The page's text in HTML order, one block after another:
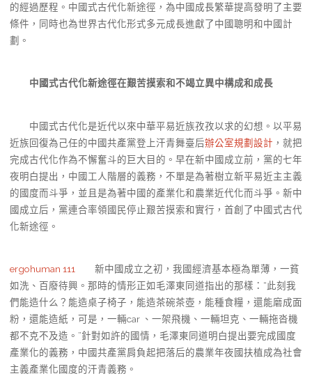
的經過歷程。中國式古代化新途徑，為中國成長繁華提高發明了主要
條件，同時也為世界古代化形式多元成長進獻了中國聰明和中國計
劃。
中國式古代化新途徑在艱苦摸索和不竭立異中構成和成長
中國式古代化是近代以來中華平易近族孜孜以求的幻想。以平易
近族回復為己任的中國共產黨登上汗青舞臺后辦公室規劃設計 ，就把
完成古代化作為不懈奮斗的巨大目的。早在新中國成立前，黨的七年
夜明白提出，中國工人階層的義務，不單是為著樹立新平易近主主義
的國度而斗爭，並且是為著中國的產業化和農業近代化而斗爭。新中
國成立后，黨連合率領國民停止艱苦摸索和實行，首創了中國式古代
化新途徑。
ergohuman 111 新中國成立之初，我國經濟基本極為單薄，一貧
如洗、百廢待興。那時的情形正如毛澤東同道指出的那樣：“此刻我
們能造什么？能造桌子椅子，能造茶碗茶壺，能種食糧，還能磨成面
粉，還能造紙，可是，一輛car 、一架飛機、一輛坦克、一輛拖沓機
都不克不及造。”針對如許的國情，毛澤東同道明白提出要完成國度
產業化的義務，中國共產黨肩負起把落后的農業年夜國扶植成為社會
主義產業化國度的汗青義務。